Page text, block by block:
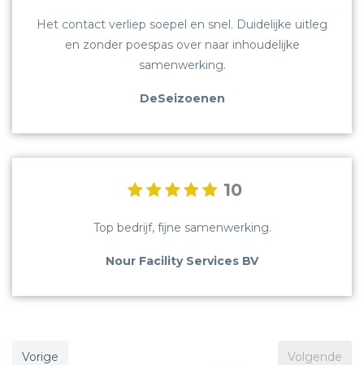
Het contact verliep soepel en snel. Duidelijke uitleg
en zonder poespas over naar inhoudelijke
samenwerking.
DeSeizoenen
10
Top bedrijf, fijne samenwerking.
Nour Facility Services BV
Vorige Volgende